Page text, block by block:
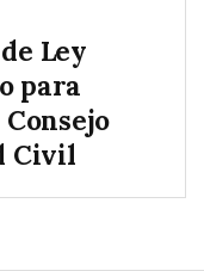
Ley
para
Civil